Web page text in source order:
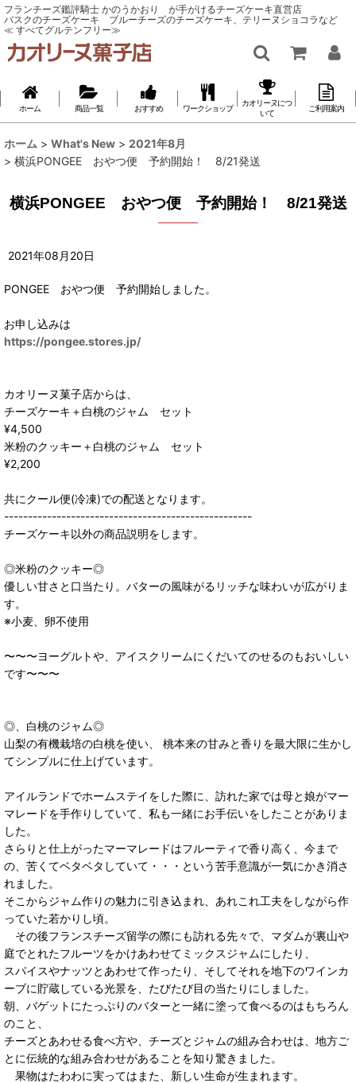
フランチーズ鑑評騎士 かのうかおり が手がけるチーズケーキ直営店
バスクのチーズケーキ ブルーチーズのチーズケーキ、テリーヌショコラなど
≪ すべてグルテンフリー≫
ホーム 商品一覧 おすすめ ワークショップ
カオリーヌにつ
いて
ご利用案内
ホーム > What's New > 2021年8月
> 横浜PONGEE おやつ便 予約開始！ 8/21発送
横浜PONGEE おやつ便 予約開始！ 8/21発送
2021年08 月 20日
PONGEE おやつ便 予約開始しました。
お申し込みは
https://pongee.stores.jp/
カオリーヌ菓子店からは、
チーズケーキ＋白桃のジャム セット
¥4,500
米粉のクッキー＋白桃のジャム セット
¥2,200
共にクール便(冷凍)での配送となります。
----------------------------------------------------
チーズケーキ以外の商品説明をします。
◎米粉のクッキー◎
優しい甘さと口当たり。バターの風味がるリッチな味わいが広がりま
す。
※小麦、卵不使用
〜〜〜ヨーグルトや、アイスクリームにくだいてのせるのもおいしい
です〜〜〜
◎、白桃のジャム◎
山梨の有機栽培の白桃を使い、 桃本来の甘みと香りを最大限に生かし
てシンプルに仕上げています。
アイルランドでホームステイをした際に、訪れた家では母と娘がマー
マレードを手作りしていて、私も一緒にお手伝いをしたことがありま
した。
さらりと仕上がったマーマレードはフルーティで香り高く、今まで
の、苦くてベタベタしていて・・・という苦手意識が一気にかき消さ
れました。
そこからジャム作りの魅力に引き込まれ、あれこれ工夫をしながら作
っていた若かりし頃。
その後フランスチーズ留学の際にも訪れる先々で、マダムが裏山や
庭でとれたフルーツをかけあわせてミックスジャムにしたり、
スパイスやナッツとあわせて作ったり、そしてそれを地下のワインカ
ーブに貯蔵している光景を、たびたび目の当たりにしました。
朝、バゲットにたっぷりのバターと一緒に塗って食べるのはもちろん
のこと、
チーズとあわせる食べ方や、チーズとジャムの組み合わせは、地方ご
とに伝統的な組み合わせがあることを知り驚きました。
果物はたわわに実ってはまた、新しい生命が生まれます。